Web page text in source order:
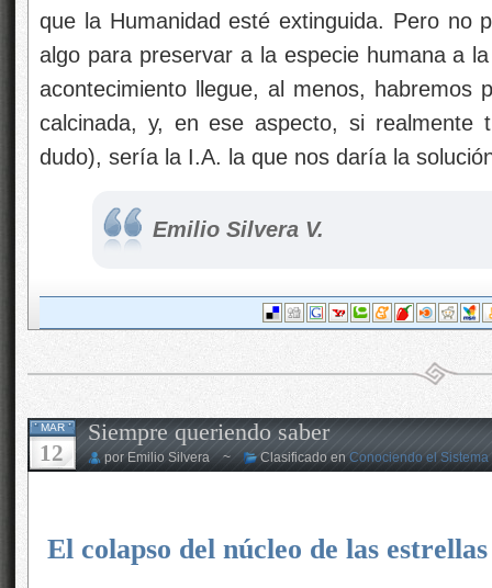
que la Humanidad esté extinguida. Pero no
algo para preservar a la especie humana a
acontecimiento llegue, al menos, habremos
calcinada, y, en ese aspecto, si realmente
dudo), sería la I.A. la que nos daría la
Emilio Silvera V.
MAR
12
Siempre queriendo saber
por Emilio Silvera ~ Clasificado enConociendo el Sistema
El colapso del núcleo de las estrellas